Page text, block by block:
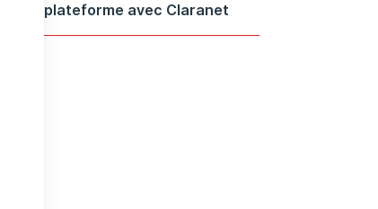
plateforme avec Claranet